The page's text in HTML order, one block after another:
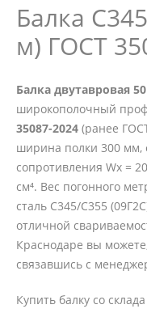
Балка
м) ГОСТ
Балка двутавровая
широкополочный
35087-2024 (ранее
ширина полки 300 мм,
сопротивления Wx =
см⁴. Вес погонного
сталь С345/С355
отличной
Краснодаре вы
связавшись с
Купить балку со склада